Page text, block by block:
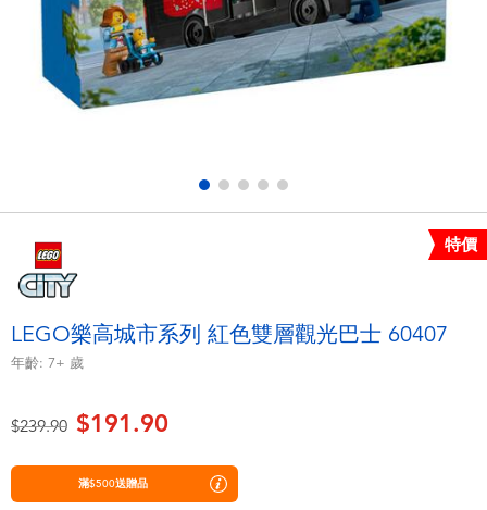
遊戲及拼圖系列
益智學習玩具
毛毛公仔玩具
夏日用品
嬰兒及學前玩具
LEGO樂高
LeapFrog跳跳蛙
特價
LEGO樂高城市系列 紅色雙層觀光巴士 60407
年齡: 7+ 歲
價格從
$239.90至$191.90
滿$500送贈品